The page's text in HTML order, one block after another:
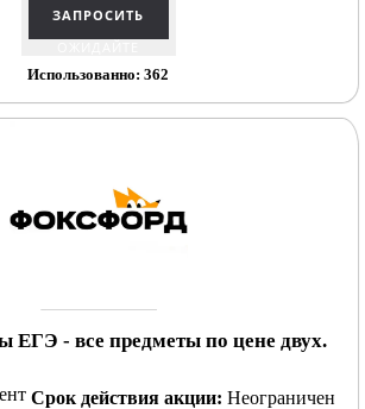
Использованно: 362
ЕГЭ - все предметы по цене двух.
Срок действия акции: Неограничен